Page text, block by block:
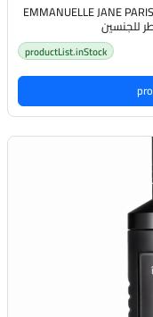
EMMANUELLE JANE
productList.inStock